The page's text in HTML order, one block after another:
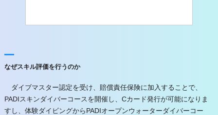
なぜスキル評価を行うのか
ダイブマスター認定を受け、賠償責任保険に加入することで、
PADIスキンダイバーコースを開催し、Cカード発行が可能になりま
すし、体験ダイビングからPADIオープンウォーターダイバーコー